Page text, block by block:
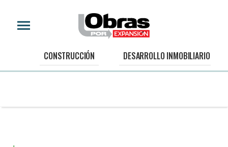
CONSTRUCCIÓN DESARROLLO INMOBILIARIO